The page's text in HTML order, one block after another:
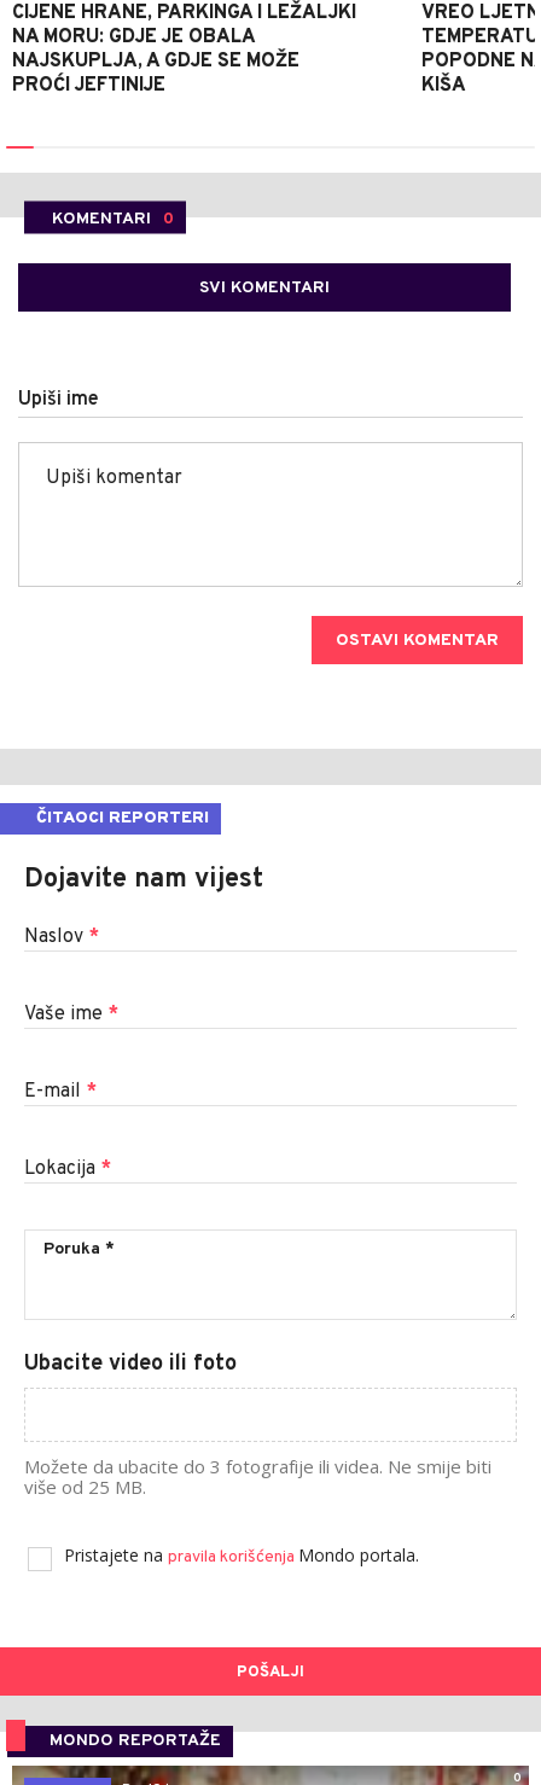
CIJENE HRANE, PARKINGA I LEŽALJKI
NA MORU: GDJE JE OBALA
NAJSKUPLJA, A GDJE SE MOŽE
PROĆI JEFTINIJE
VREO
POPODNE
KIŠA
KOMENTARI 0
SVI KOMENTARI
Upiši ime
OSTAVI KOMENTAR
ČITAOCI REPORTERI
Dojavite nam vijest
Naslov *
Vaše ime *
E-mail *
Lokacija *
Ubacite video ili foto
Možete da ubacite do 3 fotografije ili videa. Ne smije biti
više od 25 MB.
Pristajete na pravila korišćenja Mondo portala.
POŠALJI
MONDO REPORTAŽE
0